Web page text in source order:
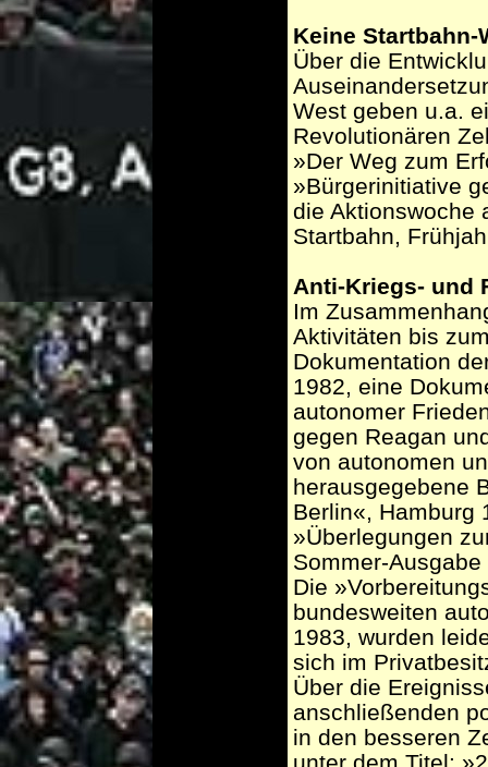
Keine Startbahn-
Über die
West geben u.a.
Revolutionären
»Der Weg zum
»Bürgerinitiative
die Aktionswoche
Startbahn,
Anti-Kriegs- und
Im
Aktivitäten bis
Dokumentation
1982, eine
autonomer
gegen Reagan
von autonomen
herausgegebene
Berlin«, Hamburg
»Überlegungen
Sommer-
Die
bundesweiten
1983, wurden
sich im
Über die
anschließenden
in den besseren